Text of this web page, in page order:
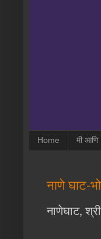
Home मी आणि
नाणे घाट-
नाणेघाट,